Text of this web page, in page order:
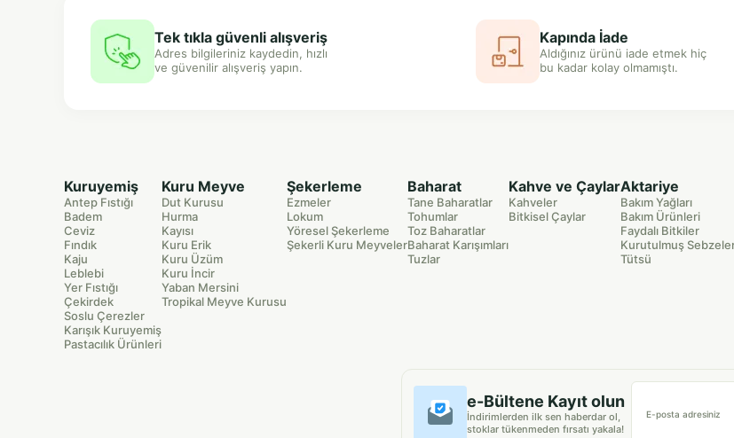
Tek tıkla güvenli alışveriş
Adres bilgileriniz kaydedin, hızlı
ve güvenilir alışveriş yapın.
Kapında İade
Aldığınız ürünü iade etmek hiç
bu kadar kolay olmamıştı.
Kuruyemiş
Antep Fıstığı
Badem
Ceviz
Fındık
Kaju
Leblebi
Yer Fıstığı
Çekirdek
Soslu Çerezler
Karışık Kuruyemiş
Pastacılık Ürünleri
Kuru Meyve
Dut Kurusu
Hurma
Kayısı
Kuru Erik
Kuru Üzüm
Kuru İncir
Yaban Mersini
Tropikal Meyve Kurusu
Şekerleme
Ezmeler
Lokum
Yöresel Şekerleme
Şekerli Kuru Meyveler
Baharat
Tane Baharatlar
Tohumlar
Toz Baharatlar
Baharat Karışımları
Tuzlar
Kahve ve Çaylar
Kahveler
Bitkisel Çaylar
Aktariye
Bakım Yağları
Bakım Ürünleri
Faydalı Bitkiler
Kurutulmuş
Tütsü
e-Bültene Kayıt olun
İndirimlerden ilk sen haberdar ol,
stoklar tükenmeden fırsatı yakala!
E-posta adresiniz